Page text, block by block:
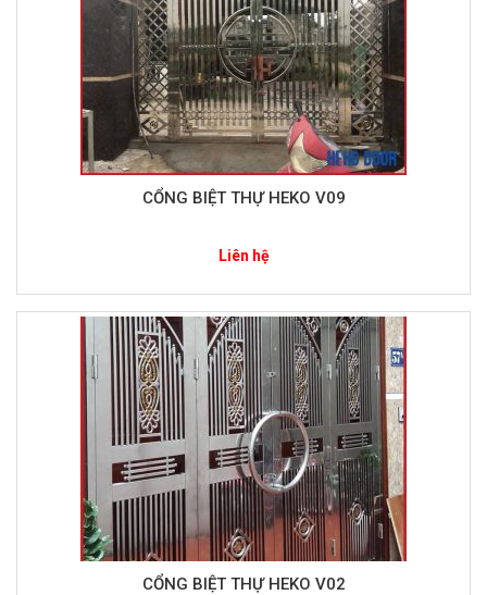
CỔNG BIỆT THỰ HEKO V09
Liên hệ
CỔNG BIỆT THỰ HEKO V02